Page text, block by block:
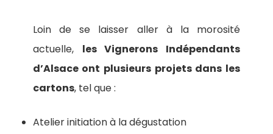
Loin de se laisser aller à la morosité
actuelle, les Vignerons Indépendants
d’Alsace ont plusieurs projets dans les
cartons, tel que :
Atelier initiation à la dégustation